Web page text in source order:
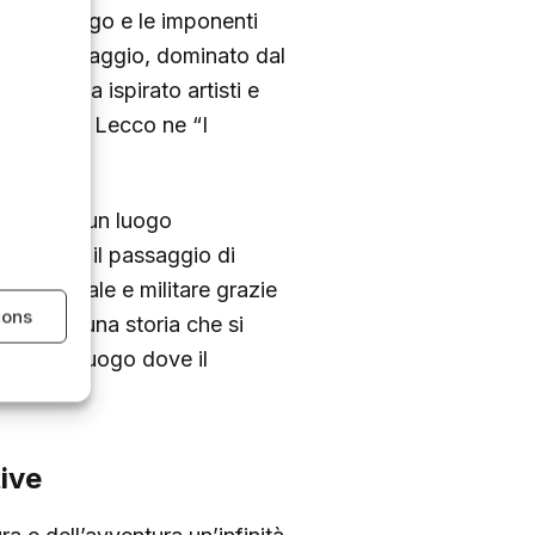
del lago e le imponenti
paesaggio, dominato dal
che ha ispirato artisti e
Lecco ne “I
di un luogo
ha visto il passaggio di
e militare grazie
respira una storia che si
un luogo dove il